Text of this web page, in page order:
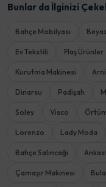
Bunlar da İlginizi
Bahçe Mobilyası
Ev Tekstili Flaş Ürünler
Kurutma Makinesi
Dinarsu Padişah
Soley Visco
Lorenzo Lady Moda
Bahçe Salıncağı
Çamaşır Makinesi